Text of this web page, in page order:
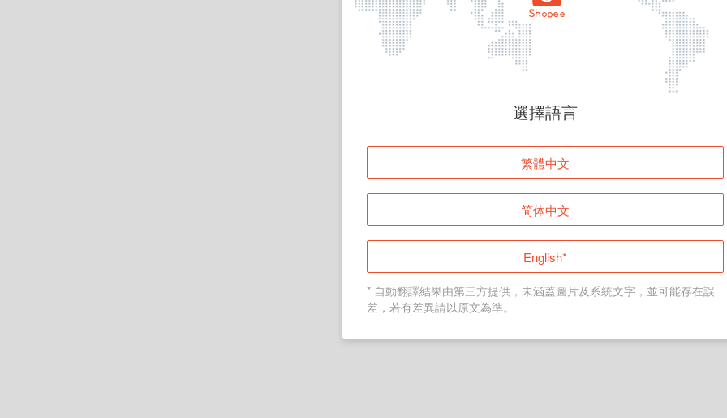
頁面無法顯示
登入
返回首頁
選擇語言
繁體中文
简体中文
English*
* 自動翻譯結果由第三方提供，未涵蓋圖片及系統文字，並可能存在誤
差，若有差異請以原文為準。